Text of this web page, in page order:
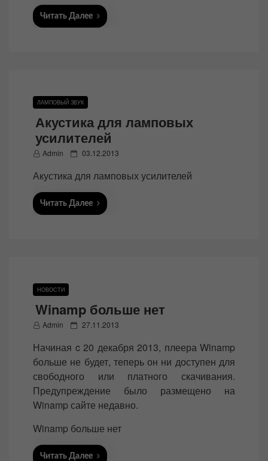
Читать Далее
ЛАМПОВЫЙ ЗВУК
Акустика для ламповых
усилителей
Admin
P
s
t
03.12.2013
Акустика для ламповых усилителей
Читать Далее
НОВОСТИ
Winamp больше нет
Admin
P
s
t
e
d
o
n
27.11.2013
Начиная c 20 декабря 2013, плеера Winamp
больше не будет, теперь он ни доступен для
свободного или платного скачивания.
Предупреждение было размещено на
Winamp сайте недавно.
Winamp больше нет
Читать Далее